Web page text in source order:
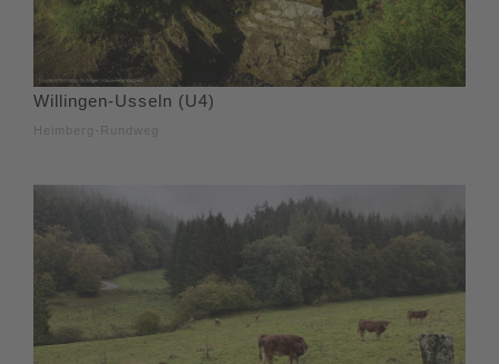
Willingen-Usseln (U4)
Heimberg-Rundweg